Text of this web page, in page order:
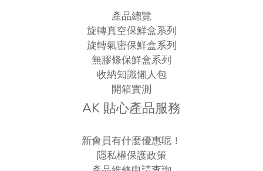
產品總覽
旋轉真空保鮮盒系列
旋轉氣密保鮮盒系列
無膠條保鮮盒系列
收納知識懶人包
開箱實測
AK 貼心產品服務
新會員有什麼優惠呢！
隱私權保護政策